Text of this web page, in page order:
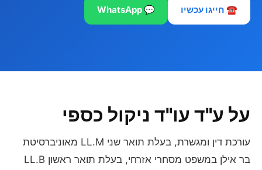
☎️ חייגו עכשיו 💬 WhatsApp
על ע"ד עו"ד ניקול כספי
עורכת דין ומגשרת, בעלת תואר שני LL.M מאוניברסיטת
בר אילן במשפט מסחרי אזרחי, בעלת תואר ראשון LL.B